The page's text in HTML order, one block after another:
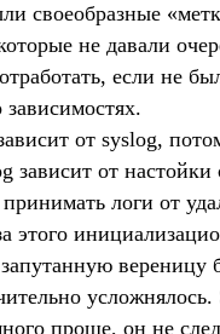
своеобразные
не давали
если не
от syslog,
зависит от
принимать логи от
этого
вереницу
усложнялось.
проще, он не